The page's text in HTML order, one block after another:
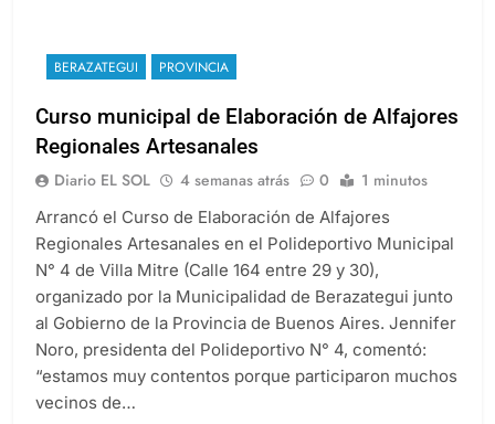
BERAZATEGUI PROVINCIA
Curso municipal de Elaboración de Alfajores
Regionales Artesanales
Diario EL SOL 4 semanas atrás 0 1 minutos
Arrancó el Curso de Elaboración de Alfajores
Regionales Artesanales en el Polideportivo Municipal
N° 4 de Villa Mitre (Calle 164 entre 29 y 30),
organizado por la Municipalidad de Berazategui junto
al Gobierno de la Provincia de Buenos Aires. Jennifer
Noro, presidenta del Polideportivo N° 4, comentó:
“estamos muy contentos porque participaron muchos
vecinos de…